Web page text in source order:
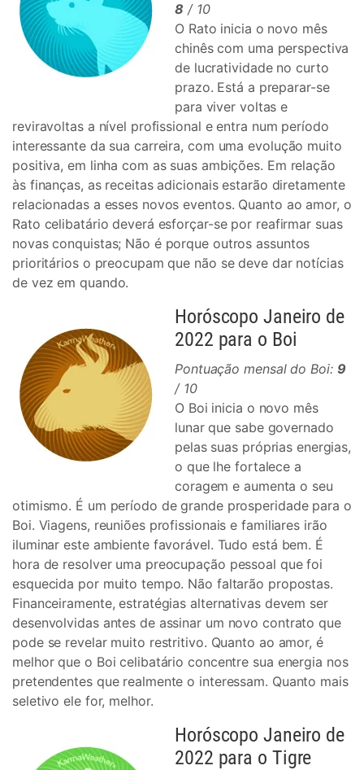
8 / 10
O Rato inicia o novo mês
chinês com uma perspectiva
de lucratividade no curto
prazo. Está a preparar-se
para viver voltas e
reviravoltas a nível profissional e entra num período
interessante da sua carreira, com uma evolução muito
positiva, em linha com as suas ambições. Em relação
às finanças, as receitas adicionais estarão diretamente
relacionadas a esses novos eventos. Quanto ao amor, o
Rato celibatário deverá esforçar-se por reafirmar suas
novas conquistas; Não é porque outros assuntos
prioritários o preocupam que não se deve dar notícias
de vez em quando.
Horóscopo Janeiro de
2022 para o Boi
Pontuação mensal do Boi: 9
/ 10
O Boi inicia o novo mês
lunar que sabe governado
pelas suas próprias energias,
o que lhe fortalece a
coragem e aumenta o seu
otimismo. É um período de grande prosperidade para o
Boi. Viagens, reuniões profissionais e familiares irão
iluminar este ambiente favorável. Tudo está bem. É
hora de resolver uma preocupação pessoal que foi
esquecida por muito tempo. Não faltarão propostas.
Financeiramente, estratégias alternativas devem ser
desenvolvidas antes de assinar um novo contrato que
pode se revelar muito restritivo. Quanto ao amor, é
melhor que o Boi celibatário concentre sua energia nos
pretendentes que realmente o interessam. Quanto mais
seletivo ele for, melhor.
Horóscopo Janeiro de
2022 para o Tigre